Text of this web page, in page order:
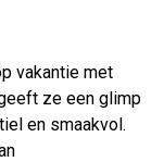
vakantie met
ze een glimp
en smaakvol.